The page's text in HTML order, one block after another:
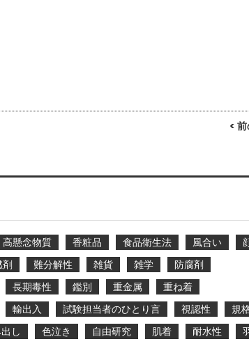
<
高懸念物質 香粧品 食品衛生法 風合い
難分解性 雑貨 雑学
防腐剤
長期毒性 鑑別 重金属
重ね着
輸出入 試験担当者のひとり言 視認性
規
し 色泣き 自由研究 肌着 耐水性